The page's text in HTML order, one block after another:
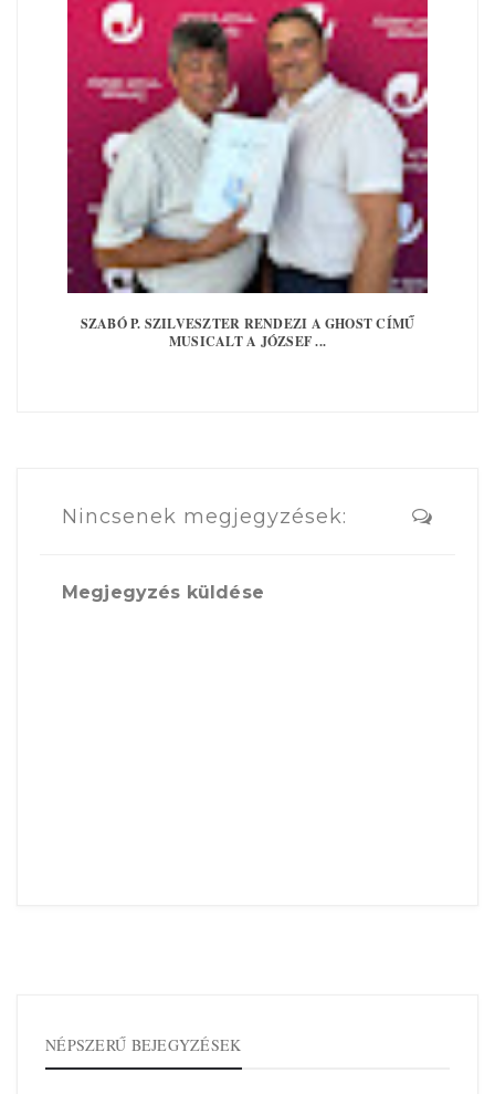
SZABÓ P. SZILVESZTER RENDEZI A GHOST CÍMŰ
MUSICALT A JÓZSEF ...
Nincsenek megjegyzések:
Megjegyzés küldése
NÉPSZERŰ BEJEGYZÉSEK